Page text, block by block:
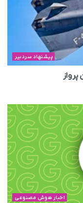
پیشنهاد سردبیر
اخبار هوش مصنوعی